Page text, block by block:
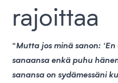
rajoittaa
“Mutta jos minä sanon:
sanaansa enkä puhu
sanansa on sydämessäni